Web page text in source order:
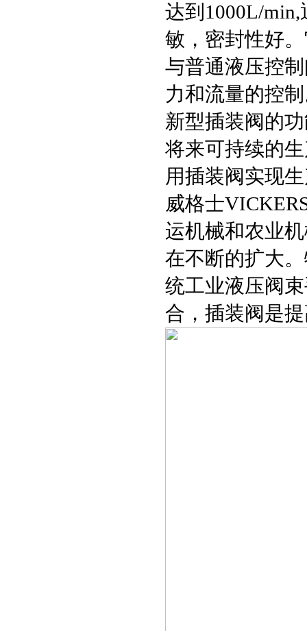
达到1000L/
敏，密封性好
与普通液压控
力和流量的控
新型插装阀的
将来可持续的
用插装阀实现
威格士
运机械和农业
在不断的扩大
统工业液压阀
合，插装阀是